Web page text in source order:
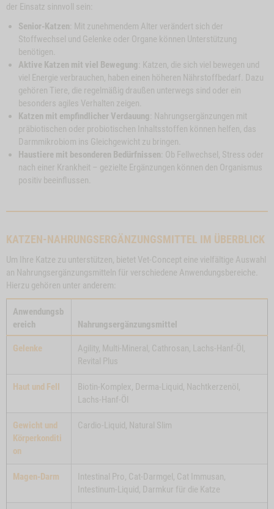
der Einsatz sinnvoll sein:
Senior-Katzen: Mit zunehmendem Alter verändert sich der
Stoffwechsel und Gelenke oder Organe können Unterstützung
benötigen.
Aktive Katzen mit viel Bewegung: Katzen, die sich viel bewegen und
viel Energie verbrauchen, haben einen höheren Nährstoffbedarf. Dazu
gehören Tiere, die regelmäßig draußen unterwegs sind oder ein
besonders agiles Verhalten zeigen.
Katzen mit empfindlicher Verdauung: Nahrungsergänzungen mit
präbiotischen oder probiotischen Inhaltsstoffen können helfen, das
Darmmikrobiom ins Gleichgewicht zu bringen.
Haustiere mit besonderen Bedürfnissen: Ob Fellwechsel, Stress oder
nach einer Krankheit – gezielte Ergänzungen können den Organismus
positiv beeinflussen.
KATZEN-NAHRUNGSERGÄNZUNGSMITTEL IM ÜBERBLICK
Um Ihre Katze zu unterstützen, bietet Vet-Concept eine vielfältige Auswahl
an Nahrungsergänzungsmitteln für verschiedene Anwendungsbereiche.
Hierzu gehören unter anderem:
Anwendungsb
ereich
Nahrungsergänzungsmittel
Gelenke
Agility, Multi-Mineral, Cathrosan, Lachs-Hanf-Öl,
Revital Plus
Haut und Fell
Biotin-Komplex, Derma-Liquid, Nachtkerzenöl,
Lachs-Hanf-Öl
Gewicht und
Körperkonditi
on
Cardio-Liquid, Natural Slim
Magen-Darm
Intestinal Pro, Cat-Darmgel, Cat Immusan,
Intestinum-Liquid, Darmkur für die Katze
Button
Modal
400
g
400 G
IN DEN WARENKORB